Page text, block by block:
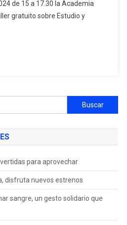
de 15 a 17.30 la Academia
gratuito sobre Estudio y
para aprovechar
disfruta nuevos estrenos
sangre, un gesto solidario que